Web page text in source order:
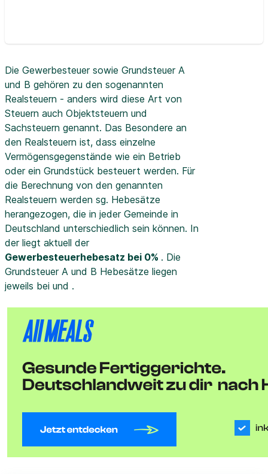
Die Gewerbesteuer sowie Grundsteuer A
und B gehören zu den sogenannten
Realsteuern - anders wird diese Art von
Steuern auch Objektsteuern und
Sachsteuern genannt. Das Besondere an
den Realsteuern ist, dass einzelne
Vermögensgegenstände wie ein Betrieb
oder ein Grundstück besteuert werden. Für
die Berechnung von den genannten
Realsteuern werden sg. Hebesätze
herangezogen, die in jeder Gemeinde in
Deutschland unterschiedlich sein können. In
der liegt aktuell der
Gewerbesteuerhebesatz bei 0% . Die
Grundsteuer A und B Hebesätze liegen
jeweils bei und .